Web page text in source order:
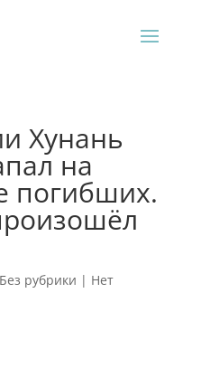
Хунань
на
погибших.
Без рубрики | Нет